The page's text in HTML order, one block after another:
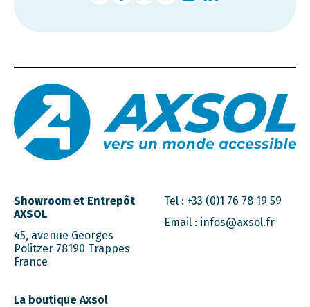
Showroom et Entrepôt
AXSOL
45, avenue Georges
Politzer 78190 Trappes
France
Tel : +33 (0)1 76 78 19 59
Email : infos@axsol.fr
La boutique Axsol